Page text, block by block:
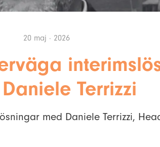
20 maj · 2026
Terrizzi
med Daniele Terrizzi,